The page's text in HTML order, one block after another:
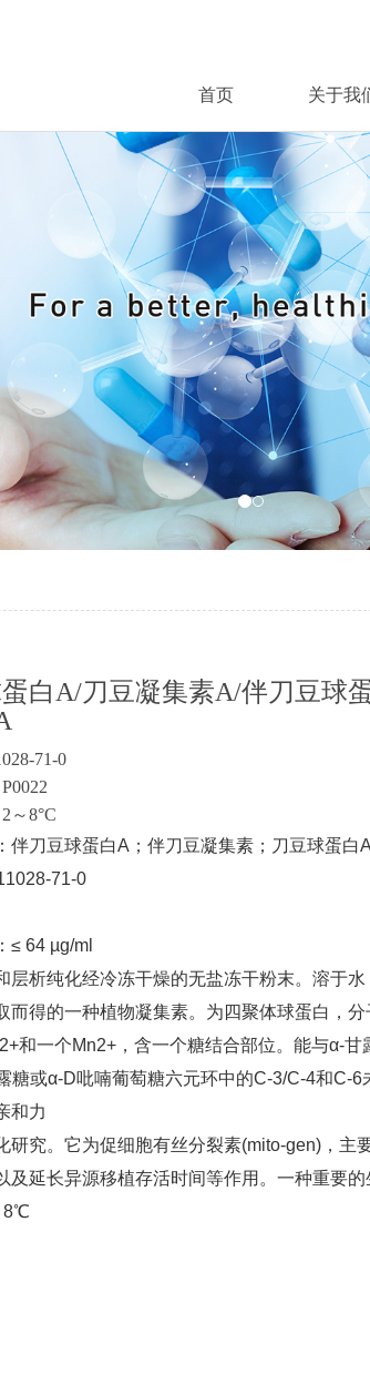
首页 关于我
白A/刀豆凝集素A/伴刀豆球
71-0
～8°C
伴刀豆球蛋白A；伴刀豆凝集素；刀豆球蛋白
71-0
≤ 64 µg/ml
层析纯化经冷冻干燥的无盐冻干粉末。溶于
而得的一种植物凝集素。为四聚体球蛋白，
和一个Mn2+，含一个糖结合部位。能与α-
糖或α-D吡喃葡萄糖六元环中的C-3/C-4和C-
和力
研究。它为促细胞有丝分裂素(mito-gen)，
及延长异源移植存活时间等作用。一种重要的
8℃